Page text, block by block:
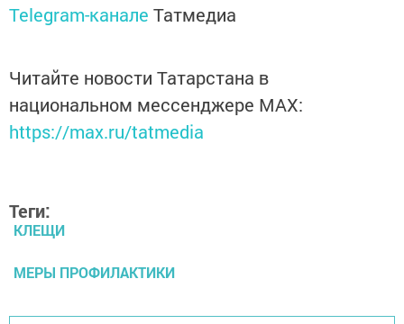
Telegram-канале Татмедиа
Читайте новости Татарстана в
национальном мессенджере MАХ:
https://max.ru/tatmedia
Теги:
КЛЕЩИ
МЕРЫ ПРОФИЛАКТИКИ